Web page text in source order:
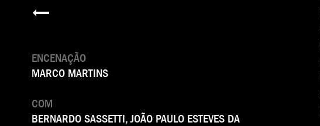
ENCENAÇÃO
MARCO MARTINS
COM
BERNARDO SASSETTI, JOÃO PAULO ESTEVES DA